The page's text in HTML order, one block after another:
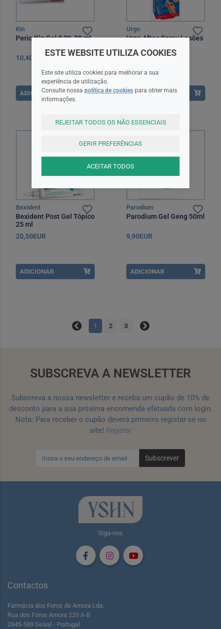
Kin
Perio Kin Gel 0,2% 30 ml
10,40EUR
ADICIONAR
Urgo
Urgo Aftas Spray Lesões
14,35EUR
ADICIONAR
Bexident
Bexident Post Gel Tópico
25 ml
20,50EUR
ADICIONAR
Parodium
Parodium Gel Geng 50ml
9,90EUR
ADICIONAR
1 2 3
SUBSCREVA A NEWSLETTER
Subscreva a nossa newsletter e receba um cupão de 10% de
desconto para a sua próxima encomenda efetuada com login.
Nota: Para receber o cupão deverá primeiro registar-se no
site! Registar
Subscrever
Siga-nos
Contactos
Farmácia dos Foros de Amora Lda.
Rua dos Foros Amora 220 A-B
2845-589 Seixal - Portugal
ESTE WEBSITE UTILIZA COOKIES
Este site utiliza cookies para melhorar a sua
experiência de utilização.
Consulte nossa política de cookies para obter mais
informações.
REJEITAR TODOS OS NÃO ESSENCIAIS
GERIR PREFERÊNCIAS
ACEITAR TODOS